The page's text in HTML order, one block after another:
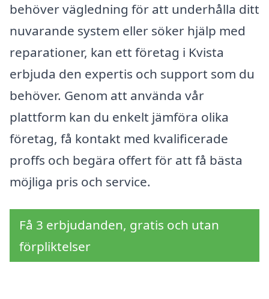
behöver vägledning för att underhålla ditt
nuvarande system eller söker hjälp med
reparationer, kan ett företag i Kvista
erbjuda den expertis och support som du
behöver. Genom att använda vår
plattform kan du enkelt jämföra olika
företag, få kontakt med kvalificerade
proffs och begära offert för att få bästa
möjliga pris och service.
Få 3 erbjudanden, gratis och utan
förpliktelser